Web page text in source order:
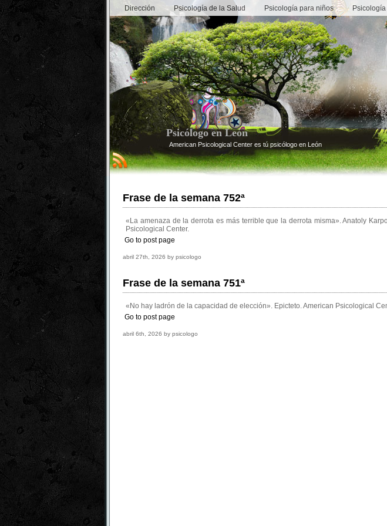
Dirección Psicología de la Salud Psicología para niños
Psicólogo en León
American Psicological Center es tú psicólogo en León
Frase de la semana 752ª
«La amenaza de la derrota es más terrible que la derrota misma». Anatoly
Psicological Center.
Go to post page
abril 27th, 2026 by psicologo
Frase de la semana 751ª
«No hay ladrón de la capacidad de elección». Epicteto. American Psicological
Go to post page
abril 6th, 2026 by psicologo